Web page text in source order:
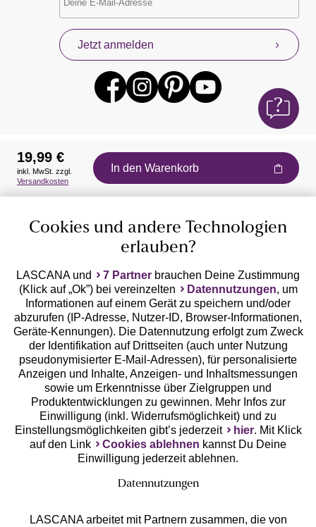
Jetzt anmelden
Auszeichnungen
Geprüfte Sicherheit
Unsere Apps
19,99 €
inkl. MwSt. zzgl.
Versandkosten
In den Warenkorb
Cookies und andere Technologien
erlauben?
LASCANA und 7 Partner brauchen Deine Zustimmung
(Klick auf „Ok”) bei vereinzelten
Datennutzungen, um
Informationen auf einem Gerät zu speichern und/oder
abzurufen (IP-Adresse, Nutzer-ID, Browser-Informationen,
Geräte-Kennungen). Die Datennutzung erfolgt zum Zweck
der Identifikation auf Drittseiten (auch unter Nutzung
pseudonymisierter E-Mail-Adressen), für personalisierte
Anzeigen und Inhalte, Anzeigen- und Inhaltsmessungen
sowie um Erkenntnisse über Zielgruppen und
Produktentwicklungen zu gewinnen. Mehr Infos zur
Einwilligung (inkl. Widerrufsmöglichkeit) und zu
Einstellungsmöglichkeiten gibt’s jederzeit
hier. Mit Klick
auf den Link
Cookies ablehnen kannst Du Deine
Einwilligung jederzeit ablehnen.
Datennutzungen
LASCANA arbeitet mit Partnern zusammen, die von